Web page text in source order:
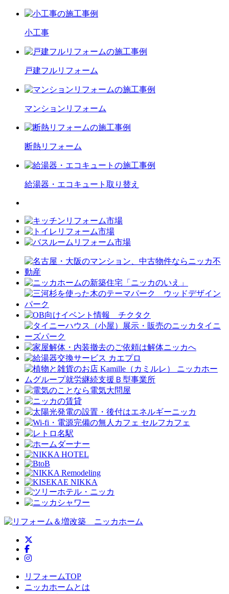
小工事
戸建フルリフォーム
マンション リフォーム
断熱リフォーム
給湯器・エコキュート 取り替え
ニッカホーム公式Facebook
ニッカホーム公式Instagram
リフォームTOP
ニッカホームとは